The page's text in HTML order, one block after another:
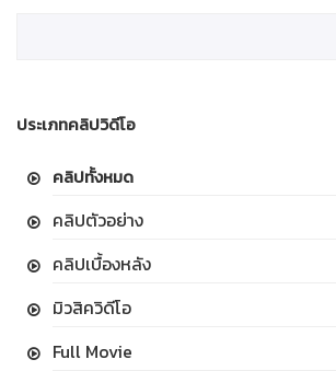
ประเภทคลิปวิดีโอ
คลิปทั้งหมด
คลิปตัวอย่าง
คลิปเบื้องหลัง
มิวสิควิดีโอ
Full Movie